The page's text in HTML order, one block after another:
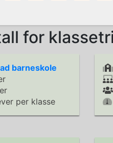
for
barneskole
per klasse